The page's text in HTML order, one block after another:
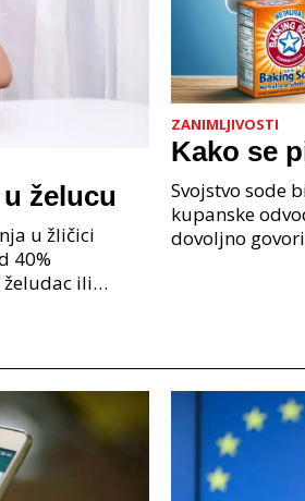
želucu
u žličici
40%
želudac ili
ZANIMLJIVOSTI
Kako se
Svojstvo sode
kupanske
dovoljno